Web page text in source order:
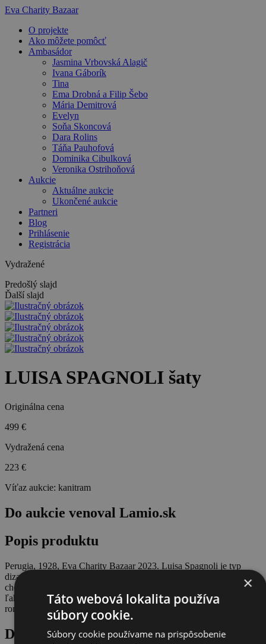
Preskočiť
obsah
Eva Charity Bazaar
O projekte
Ako môžete pomôcť
Ambasádor
Jasmina Vrbovská Alagič
Ivana Gáborík
Tina
Ema Drobná a Filip Šebo
Mária Demitrová
Evelyn
Soňa Skoncová
Dara Rolins
Táňa Pauhofová
Dominika Cibulková
Veronika Ostrihoňová
Aukcie
Aktuálne aukcie
Ukončené aukcie
Partneri
Blog
Prihlásenie
Registrácia
Vydražené
Predošlý slajd
Ďalší slajd
LUISA SPAGNOLI šaty
Originálna cena
499 €
Vydražená cena
223 €
Víťaz aukcie: kanitram
Do aukcie venoval Lamio.sk
Popis produktu
Perugia, 1928, Eva Charity Bazaar 2023. Luisa Spagnoli je typ
dizajnérky, ktoré oslovuje ženy každej generácie, lebo vie, čo
chceme, o čom snívame a čo potrebujeme. Tieto splývavé šaty sú
ľahučké ako vánok. Zahaľte sa do rafinovaného hodvábu v
romantickom štýle.
Detaily
×
Táto webová lokalita používa
súbory cookie.
Súbory cookie používame na prispôsobenie